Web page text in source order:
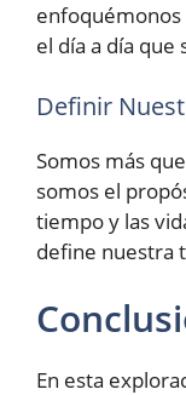
el día a día que
Definir
Somos más
somos el
tiempo y las
define nuestra
En esta